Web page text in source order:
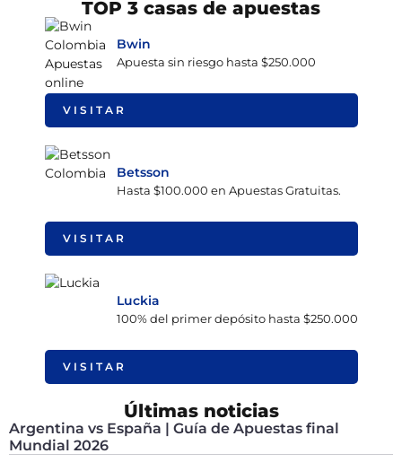
TOP 3 casas de apuestas
Bwin
Apuesta sin riesgo hasta $250.000
VISITAR
Betsson
Hasta $100.000 en Apuestas Gratuitas.
VISITAR
Luckia
100% del primer depósito hasta $250.000
VISITAR
Últimas noticias
Argentina vs España | Guía de Apuestas final
Mundial 2026